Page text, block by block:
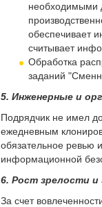
необходимыми
обеспечивает
считывает
Обработка
заданий
5. Инженерные и
Подрядчик не имел
ежедневным
обязательное ревью
информационной
6. Рост зрелости и
За счет